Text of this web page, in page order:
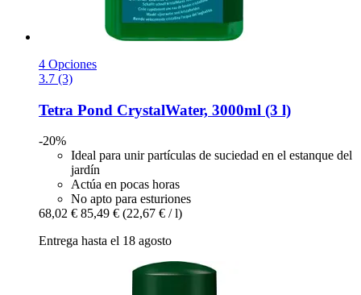
4 Opciones
3.7 (3)
Tetra Pond CrystalWater, 3000ml (3 l)
-20%
Ideal para unir partículas de suciedad en el estanque del
jardín
Actúa en pocas horas
No apto para esturiones
68,02 € 85,49 € (22,67 € / l)
Entrega hasta el 18 agosto